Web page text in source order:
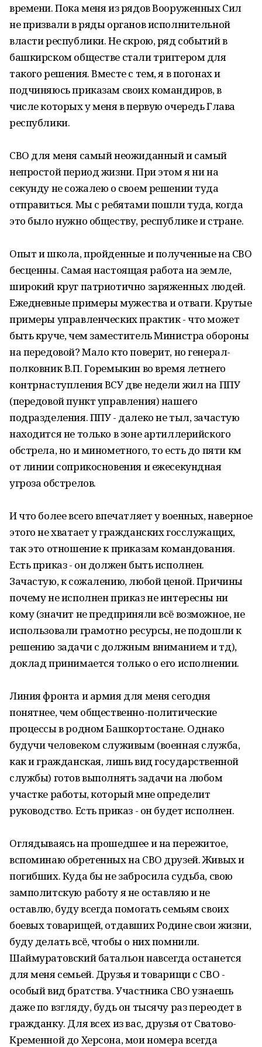
времени. Пока меня из рядов Вооруженных Сил
не призвали в ряды органов исполнительной
власти республики. Не скрою, ряд событий в
башкирском обществе стали триггером для
такого решения. Вместе с тем, я в погонах и
подчиняюсь приказам своих командиров, в
числе которых у меня в первую очередь Глава
республики.
СВО для меня самый неожиданный и самый
непростой период жизни. При этом я ни на
секунду не сожалею о своем решении туда
отправиться. Мы с ребятами пошли туда, когда
это было нужно обществу, республике и стране.
Опыт и школа, пройденные и полученные на СВО
бесценны. Самая настоящая работа на земле,
широкий круг патриотично заряженных людей.
Ежедневные примеры мужества и отваги. Крутые
примеры управленческих практик - что может
быть круче, чем заместитель Министра обороны
на передовой? Мало кто поверит, но генерал-
полковник В.П. Горемыкин во время летнего
контрнаступления ВСУ две недели жил на ППУ
(передовой пункт управления) нашего
подразделения. ППУ - далеко не тыл, зачастую
находится не только в зоне артиллерийского
обстрела, но и минометного, то есть до пяти км
от линии соприкосновения и ежесекундная
угроза обстрелов.
И что более всего впечатляет у военных, наверное
этого не хватает у гражданских госслужащих,
так это отношение к приказам командования.
Есть приказ - он должен быть исполнен.
Зачастую, к сожалению, любой ценой. Причины
почему не исполнен приказ не интересны ни
кому (значит не предприняли всё возможное, не
использовали грамотно ресурсы, не подошли к
решению задачи с должным вниманием и тд),
доклад принимается только о его исполнении.
Линия фронта и армия для меня сегодня
понятнее, чем общественно-политические
процессы в родном Башкортостане. Однако
будучи человеком служивым (военная служба,
как и гражданская, лишь вид государственной
службы) готов выполнять задачи на любом
участке работы, который мне определит
руководство. Есть приказ - он будет исполнен.
Оглядываясь на прошедшее и на пережитое,
вспоминаю обретенных на СВО друзей. Живых и
погибших. Куда бы не забросила судьба, свою
замполитскую работу я не оставляю и не
оставлю, буду всегда помогать семьям своих
боевых товарищей, отдавших Родине свои жизни,
буду делать всё, чтобы о них помнили.
Шаймуратовский батальон навсегда останется
для меня семьей. Друзья и товарищи с СВО -
особый вид братства. Участника СВО узнаешь
даже по взгляду, будь он тысячу раз переодет в
гражданку. Для всех из вас, друзья от Сватово-
Кременной до Херсона, мои номера всегда